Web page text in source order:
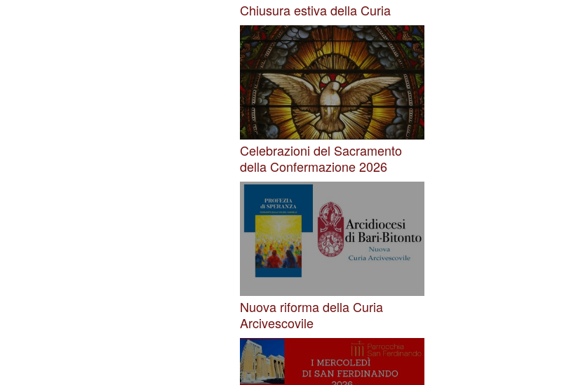
Chiusura estiva della Curia
Celebrazioni del Sacramento
della Confermazione 2026
Nuova riforma della Curia
Arcivescovile